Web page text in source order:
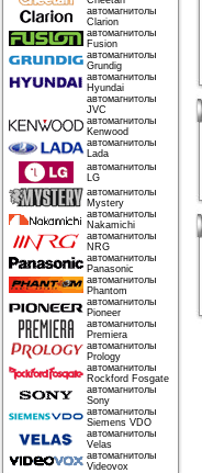
автомагнитолы
Clarion
автомагнитолы
Fusion
автомагнитолы
Grundig
автомагнитолы
Hyundai
автомагнитолы
JVC
автомагнитолы
Kenwood
автомагнитолы
Lada
автомагнитолы
LG
автомагнитолы
Mystery
автомагнитолы
Nakamichi
автомагнитолы
NRG
автомагнитолы
Panasonic
автомагнитолы
Phantom
автомагнитолы
Pioneer
автомагнитолы
Premiera
автомагнитолы
Prology
автомагнитолы
Rockford Fosgate
автомагнитолы
Sony
автомагнитолы
Siemens VDO
автомагнитолы
Velas
автомагнитолы
Videovox